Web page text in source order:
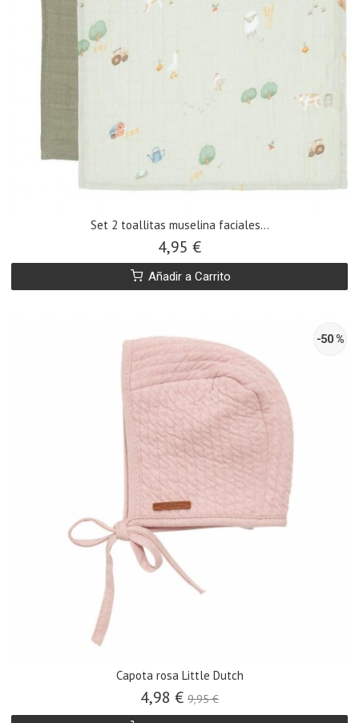
​Set 2 toallitas muselina faciales...
4,95 €
Añadir a Carrito
-50 %
Capota rosa Little Dutch
4,98 € 9,95 €